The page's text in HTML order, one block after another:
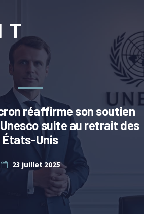
T
réaffirme son soutien
suite au retrait des
États-Unis
23 juillet 2025